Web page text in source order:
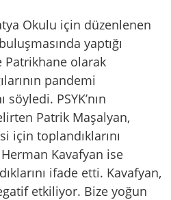
Okulu için düzenlenen
yaptığı
Patrikhane olarak
pandemi
PSYK’nın
Patrik Maşalyan,
için toplandıklarını
Herman Kavafyan ise
ifade etti. Kavafyan,
etkiliyor. Bize yoğun